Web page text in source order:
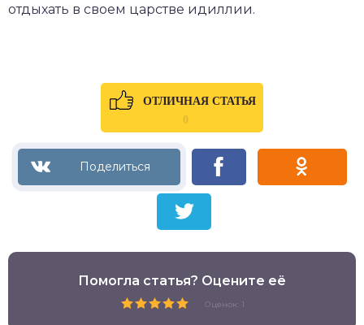
отдыхать в своем царстве идиллии.
ОТЛИЧНАЯ СТАТЬЯ
0
Помогла статья? Оцените её
Оценок: 1